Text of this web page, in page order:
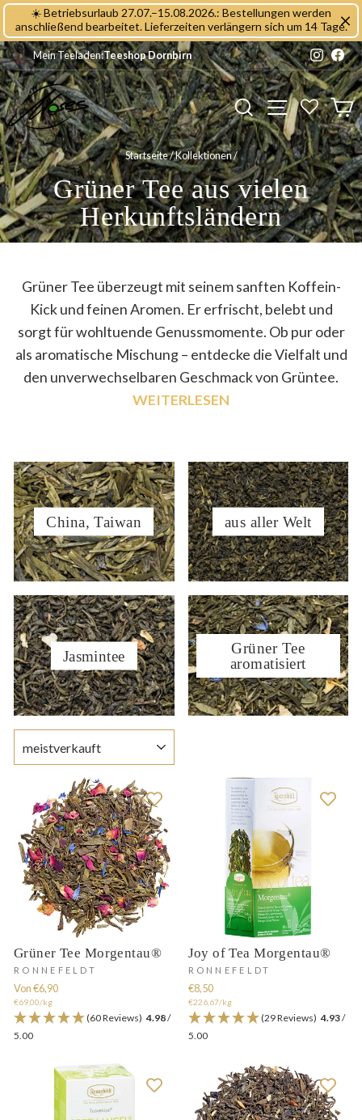
Direkt
zum
Inhalt
☀️ Betriebsurlaub 27.07.–15.08.2026.: Bestellungen werden
anschließend bearbeitet. Lieferzeiten verlängern sich um 14 Tage.
Mein Teeladen:Teeshop Dornbirn
Suche
Startseite/Kollektionen/
Grüner Tee aus vielen
Herkunftsländern
Grüner Tee überzeugt mit seinem sanften Koffein-
Kick und feinen Aromen. Er erfrischt, belebt und
sorgt für wohltuende Genussmomente. Ob pur oder
als aromatische Mischung – entdecke die Vielfalt und
den unverwechselbaren Geschmack von Grüntee.
WEITERLESEN
China, Taiwan aus aller Welt
Jasmintee
Grüner Tee
aromatisiert
Grüner Tee Morgentau®
RONNEFELDT
Von €6,90
€69,00/kg
(60 Reviews) 4.98/
5.00
Joy of Tea Morgentau®
RONNEFELDT
€8,50
€226,67/kg
(29 Reviews) 4.93/
5.00